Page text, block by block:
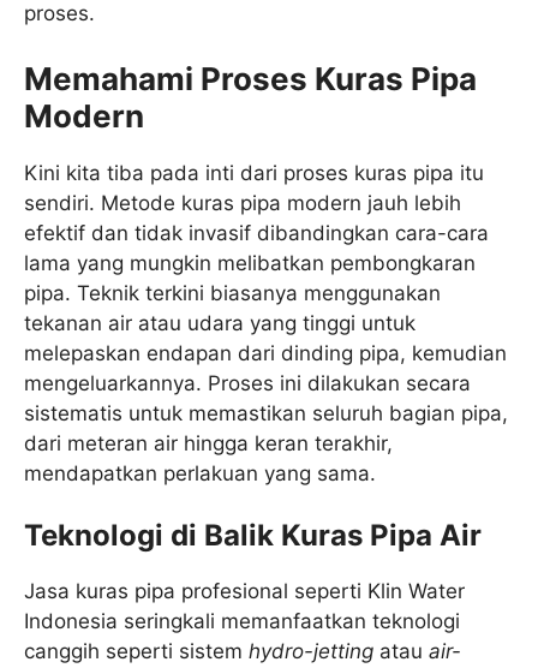
proses.
Memahami Proses Kuras Pipa
Modern
Kini kita tiba pada inti dari proses kuras pipa itu
sendiri. Metode kuras pipa modern jauh lebih
efektif dan tidak invasif dibandingkan cara-cara
lama yang mungkin melibatkan pembongkaran
pipa. Teknik terkini biasanya menggunakan
tekanan air atau udara yang tinggi untuk
melepaskan endapan dari dinding pipa, kemudian
mengeluarkannya. Proses ini dilakukan secara
sistematis untuk memastikan seluruh bagian pipa,
dari meteran air hingga keran terakhir,
mendapatkan perlakuan yang sama.
Teknologi di Balik Kuras Pipa Air
Jasa kuras pipa profesional seperti Klin Water
Indonesia seringkali memanfaatkan teknologi
canggih seperti sistem hydro-jetting atau air-